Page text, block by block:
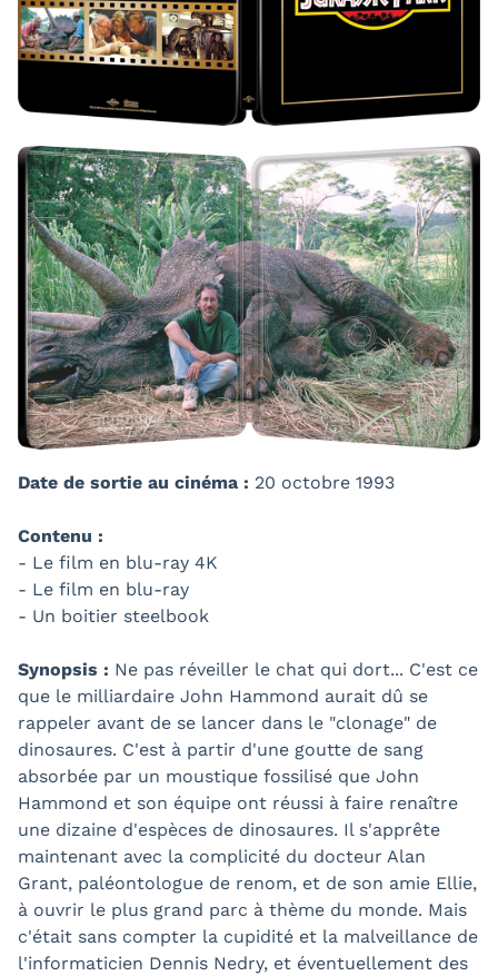
Date de sortie au cinéma : 20 octobre 1993
Contenu :
- Le film en blu-ray 4K
- Le film en blu-ray
- Un boitier steelbook
Synopsis : Ne pas réveiller le chat qui dort... C'est ce
que le milliardaire John Hammond aurait dû se
rappeler avant de se lancer dans le "clonage" de
dinosaures. C'est à partir d'une goutte de sang
absorbée par un moustique fossilisé que John
Hammond et son équipe ont réussi à faire renaître
une dizaine d'espèces de dinosaures. Il s'apprête
maintenant avec la complicité du docteur Alan
Grant, paléontologue de renom, et de son amie Ellie,
à ouvrir le plus grand parc à thème du monde. Mais
c'était sans compter la cupidité et la malveillance de
l'informaticien Dennis Nedry, et éventuellement des